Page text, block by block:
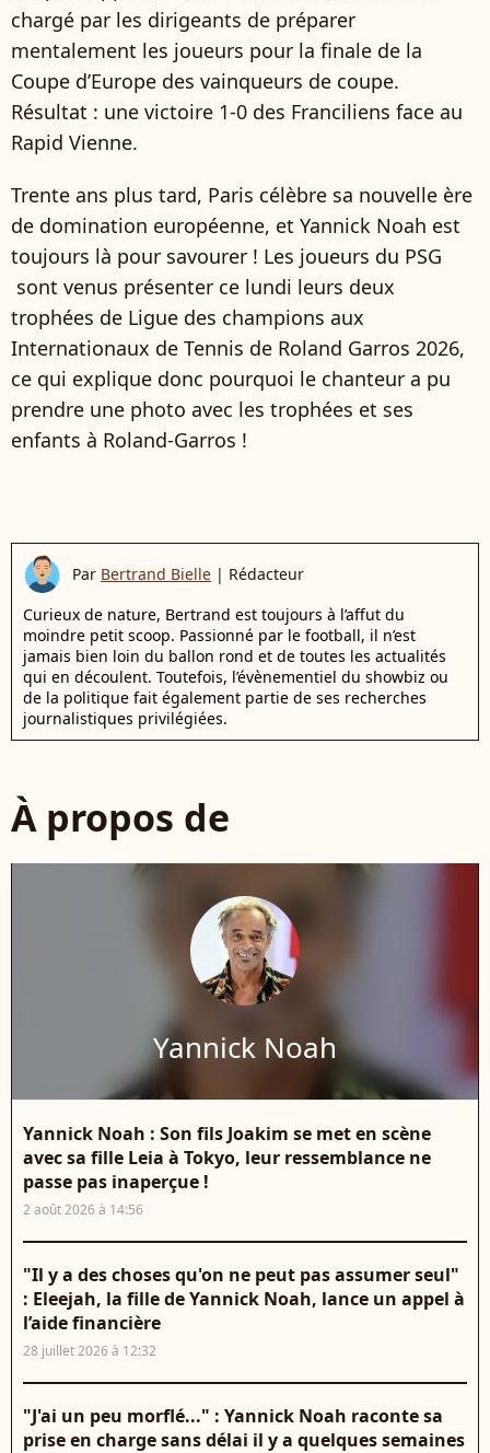
chargé par les dirigeants de préparer
mentalement les joueurs pour la finale de la
Coupe d’Europe des vainqueurs de coupe.
Résultat : une victoire 1-0 des Franciliens face au
Rapid Vienne.
Trente ans plus tard, Paris célèbre sa nouvelle ère
de domination européenne, et Yannick Noah est
toujours là pour savourer ! Les joueurs du PSG
sont venus présenter ce lundi leurs deux
trophées de Ligue des champions aux
Internationaux de Tennis de Roland Garros 2026,
ce qui explique donc pourquoi le chanteur a pu
prendre une photo avec les trophées et ses
enfants à Roland-Garros !
Par Bertrand Bielle | Rédacteur
Curieux de nature, Bertrand est toujours à l’affut du
moindre petit scoop. Passionné par le football, il n’est
jamais bien loin du ballon rond et de toutes les actualités
qui en découlent. Toutefois, l’évènementiel du showbiz ou
de la politique fait également partie de ses recherches
journalistiques privilégiées.
À propos de
Yannick Noah
Yannick Noah : Son fils Joakim se met en scène
avec sa fille Leia à Tokyo, leur ressemblance ne
passe pas inaperçue !
2 août 2026 à 14:56
"Il y a des choses qu'on ne peut pas assumer seul"
: Eleejah, la fille de Yannick Noah, lance un appel à
l’aide financière
28 juillet 2026 à 12:32
"J'ai un peu morflé..." : Yannick Noah raconte sa
prise en charge sans délai il y a quelques semaines